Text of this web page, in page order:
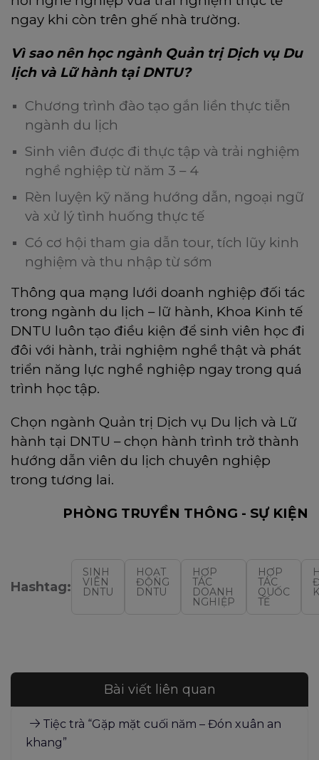
ngay khi còn trên ghế nhà trường.
Vì sao nên học ngành Quản trị Dịch vụ Du
lịch và Lữ hành tại DNTU?
Chương trình đào tạo gắn liền thực tiễn
ngành du lịch
Sinh viên được đi thực tập và trải nghiệm
nghề nghiệp từ năm 3 – 4
Rèn luyện kỹ năng hướng dẫn, ngoại ngữ
và xử lý tình huống thực tế
Có cơ hội tham gia dẫn tour, tích lũy kinh
nghiệm và thu nhập từ sớm
Thông qua mạng lưới doanh nghiệp đối tác
trong ngành du lịch – lữ hành, Khoa Kinh tế
DNTU luôn tạo điều kiện để sinh viên học đi
đôi với hành, trải nghiệm nghề thật và phát
triển năng lực nghề nghiệp ngay trong quá
trình học tập.
Chọn ngành Quản trị Dịch vụ Du lịch và Lữ
hành tại DNTU – chọn hành trình trở thành
hướng dẫn viên du lịch chuyên nghiệp
trong tương lai.
PHÒNG TRUYỀN THÔNG - SỰ KIỆN
Hashtag:
SINH
VIÊN
DNTU
HOẠT
ĐỘNG
DNTU
HỢP
TÁC
DOANH
NGHIỆP
HỢP
TÁC
QUỐC
TẾ
Bài viết liên quan
Tiệc trà “Gặp mặt cuối năm – Đón xuân an
khang”